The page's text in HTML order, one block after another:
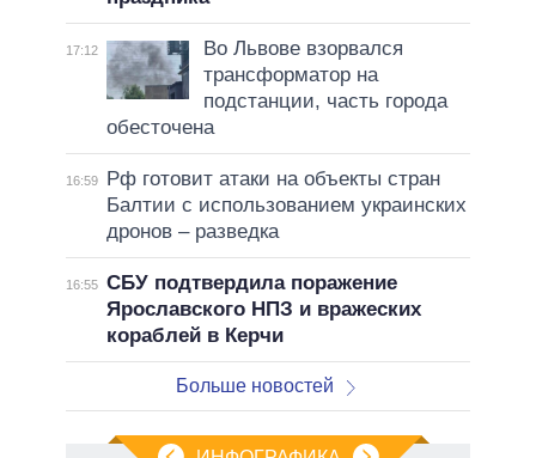
17:12
Во Львове взорвался
трансформатор на
подстанции, часть города
обесточена
16:59
Рф готовит атаки на объекты стран
Балтии с использованием украинских
дронов – разведка
16:55 СБУ подтвердила поражение
Ярославского НПЗ и вражеских
кораблей в Керчи
Больше новостей